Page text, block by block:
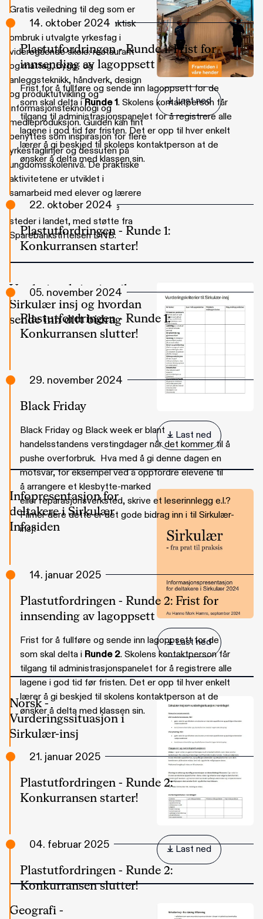
14. oktober 2024
Plastutfordringen - Runde 1: Frist for
innsending av lagoppsett
Frist for å fullføre og sende inn lagoppsett for de
som skal delta iRunde 1. Skolens kontaktperson får
tilgang til administrasjonspanelet for å registrere alle
lagene i god tid før fristen. Det er opp til hver enkelt
lærer å gi beskjed til skolens kontaktperson at de
ønsker å delta med klassen sin.
22. oktober 2024
Plastutfordringen - Runde 1:
Konkurransen starter!
05. november 2024
Plastutfordringen - Runde 1:
Konkurransen slutter!
29. november 2024
Black Friday
Black Friday og Black week er blant
handelsstandens verstingdager når det kommer til å
pushe overforbruk. Hva med å gi denne dagen en
motsvar, for eksempel ved å oppfordre elevene til
å arrangere et klesbytte-marked
eller reparasjonsverksted, skrive et leserinnlegg e.l.?
Filmer dere dette er det gode bidrag inn i til Sirkulær-
insj!
14. januar 2025
Plastutfordringen - Runde 2: Frist for
innsending av lagoppsett
Frist for å fullføre og sende inn lagoppsett for de
som skal delta i Runde 2. Skolens kontaktperson får
tilgang til administrasjonspanelet for å registrere alle
lagene i god tid før fristen. Det er opp til hver enkelt
lærer å gi beskjed til skolens kontaktperson at de
ønsker å delta med klassen sin.
21. januar 2025
Plastutfordringen - Runde 2:
Konkurransen starter!
04. februar 2025
Plastutfordringen - Runde 2:
Konkurransen slutter!
Gratis veiledning til deg som er
VGS-lærer, med tips til praktisk
ombruk i utvalgte yrkesfag i
videregående skole: restaurant
og matfag, bygg- og
anleggsteknikk, håndverk, design
og produktutvikling og
informasjonsteknologi og
medieproduksjon. Guiden kan fint
benyttes som inspirasjon for flere
yrkesfaglinjer og dessuten på
ungdomsskolenivå. De praktiske
aktivitetene er utviklet i
samarbeid med elever og lærere
fra yrkesfagklasser fra ulike
steder i landet, med støtte fra
Sparebankstiftelsen DNB.
 Last ned
Vurderingskriterier til
Sirkulær insj og hvordan
sende inn ditt bidrag
 Last ned
Infopresentasjon for
deltakere i Sirkulær
Infosiden
 Last ned
Norsk -
Vurderingssituasjon i
Sirkulær-insj
 Last ned
Geografi -